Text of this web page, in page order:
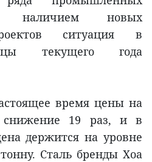
наличием новых
ситуация в
текущего года
время цены на
снижение 19 раз, и в
держится на уровне
Сталь бренды Хоа